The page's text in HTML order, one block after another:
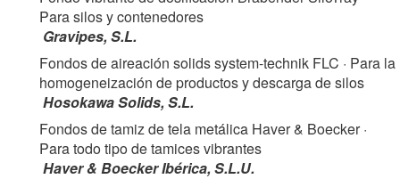
Para silos y contenedores
Gravipes, S.L.
Fondos de aireación solids system-technik FLC · Para la
homogeneización de productos y descarga de silos
Hosokawa Solids, S.L.
Fondos de tamiz de tela metálica Haver & Boecker·
Para todo tipo de tamices vibrantes
Haver & Boecker Ibérica, S.L.U.